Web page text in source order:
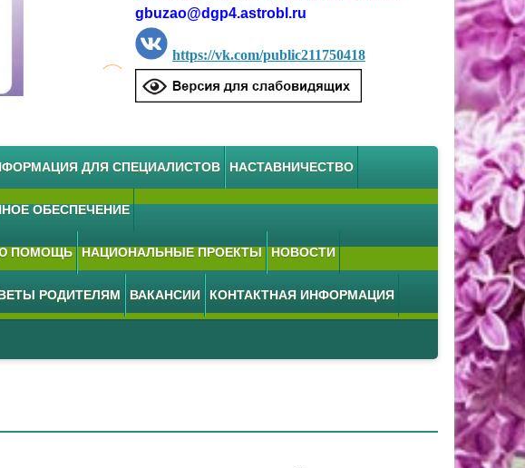
gbuzao@dgp4.astrobl.ru
https://vk.com/public211750418
ДЛЯ СПЕЦИАЛИСТОВ НАСТАВНИЧЕСТВО
ОБЕСПЕЧЕНИЕ
ПОМОЩЬ НАЦИОНАЛЬНЫЕ ПРОЕКТЫ НОВОСТИ
РОДИТЕЛЯМ ВАКАНСИИ КОНТАКТНАЯ ИНФОРМАЦИЯ